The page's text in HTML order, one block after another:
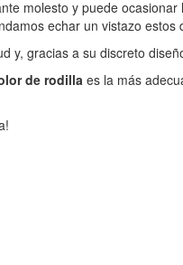
molesto y puede
echar un vistazo estos
y, gracias a su discreto
de rodilla es la más